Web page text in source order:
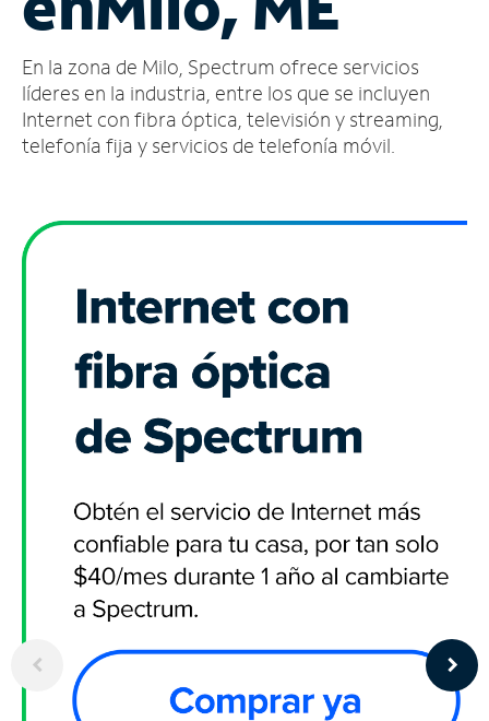
cuenta
Encuentra
una
tienda
En la zona de Milo, Spectrum ofrece servicios
líderes en la industria, entre los que se incluyen
Internet con fibra óptica, televisión y streaming,
telefonía fija y servicios de telefonía móvil.